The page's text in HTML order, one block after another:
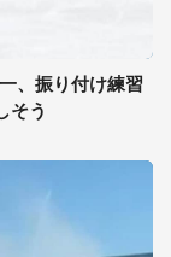
、振り付け練習
そう